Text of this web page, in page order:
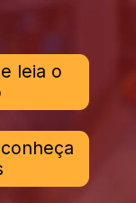
e leia o